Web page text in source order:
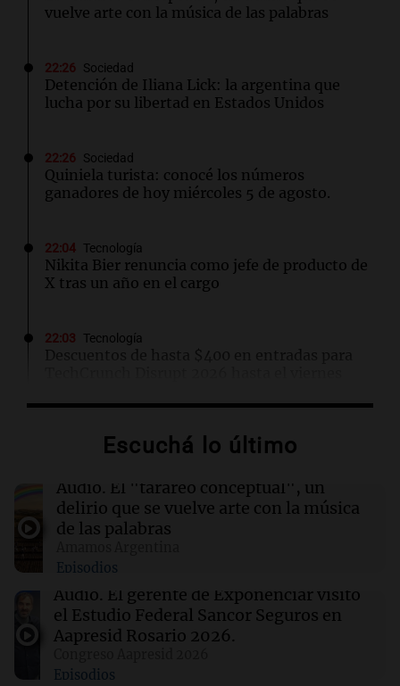
vuelve arte con la música de las palabras
22:26 Sociedad
Detención de Iliana Lick: la argentina que
lucha por su libertad en Estados Unidos
22:26 Sociedad
Quiniela turista: conocé los números
ganadores de hoy miércoles 5 de agosto.
22:04 Tecnología
Nikita Bier renuncia como jefe de producto de
X tras un año en el cargo
22:03 Tecnología
Descuentos de hasta $400 en entradas para
Madres pidieron por la Ley Joaquín en
22:00 Sociedad
Buenos Aires se prepara para un frío extremo:
21:54 Mundo
Líderes indígenas guatemaltecos liberados
tras 15 meses de prisión sin juicio
Escuchá lo último
Audio. El "tarareo conceptual", un
delirio que se vuelve arte con la música
de las palabras
Episodios
Audio. El gerente de Exponenciar visitó
el Estudio Federal Sancor Seguros en
Aapresid Rosario 2026.
Episodios